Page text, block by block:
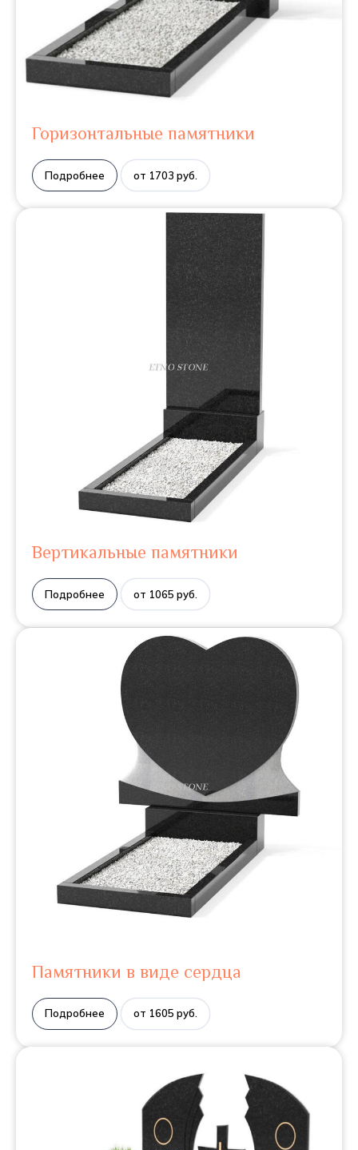
Горизонтальные памятники
Подробнее от 1703 руб.
Вертикальные памятники
Подробнее от 1065 руб.
Памятники в виде сердца
Подробнее от 1605 руб.